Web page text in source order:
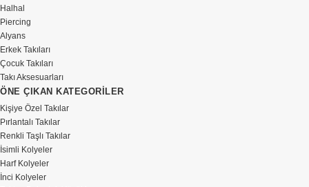
Halhal
Piercing
Alyans
Erkek Takıları
Çocuk Takıları
Takı Aksesuarları
ÖNE ÇIKAN KATEGORİLER
Kişiye Özel Takılar
Pırlantalı Takılar
Renkli Taşlı Takılar
İsimli Kolyeler
Harf Kolyeler
İnci Kolyeler